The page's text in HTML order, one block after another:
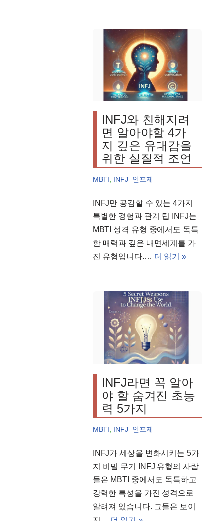
INFJ와 친해지려
면 알아야할 4가
지 깊은 유대감을
위한 실질적 조언
MBTI, INFJ_인프제
INFJ만 공감할 수 있는 4가지
특별한 경험과 관계 팁 INFJ는
MBTI 성격 유형 중에서도 독특
한 매력과 깊은 내면세계를 가
진 유형입니다.… 더 읽기 »
INFJ라면 꼭 알아
야 할 숨겨진 초능
력 5가지
MBTI INFJ_인프제
INFJ가 세상을 변화시키는 5가
지 비밀 무기 INFJ 유형의 사람
들은 MBTI 중에서도 독특하고
강력한 특성을 가진 성격으로
알려져 있습니다. 그들은 보이